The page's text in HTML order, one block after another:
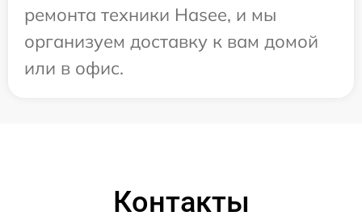
ремонта техники Hasee, и мы
организуем доставку к вам домой
или в офис.
Контакты